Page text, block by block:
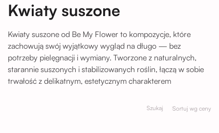
Kwiaty suszone
Kwiaty suszone od Be My Flower to kompozycje, które
zachowują swój wyjątkowy wygląd na długo — bez
potrzeby pielęgnacji i wymiany. Tworzone z naturalnych,
starannie suszonych i stabilizowanych roślin, łączą w sobie
trwałość z delikatnym, estetycznym charakterem
Szukaj Sortuj wg ceny